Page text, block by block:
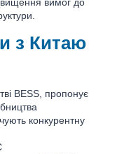
з Китаю
BESS, пропонує
конкурентну